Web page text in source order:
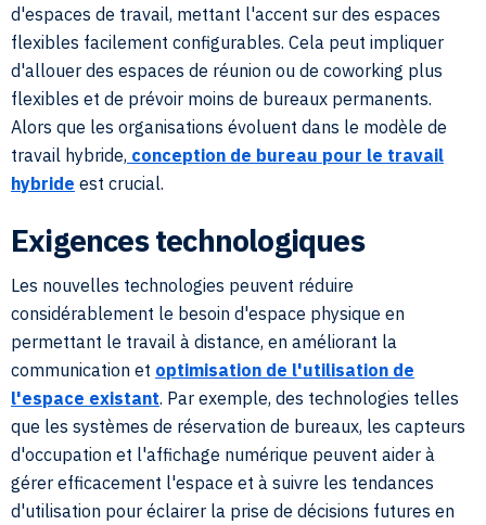
d'espaces de travail, mettant l'accent sur des espaces
flexibles facilement configurables. Cela peut impliquer
d'allouer des espaces de réunion ou de coworking plus
flexibles et de prévoir moins de bureaux permanents.
Alors que les organisations évoluent dans le modèle de
travail hybride, conception de bureau pour le travail
hybride est crucial.
Exigences technologiques
Les nouvelles technologies peuvent réduire
considérablement le besoin d'espace physique en
permettant le travail à distance, en améliorant la
communication et optimisation de l'utilisation de
l'espace existant. Par exemple, des technologies telles
que les systèmes de réservation de bureaux, les capteurs
d'occupation et l'affichage numérique peuvent aider à
gérer efficacement l'espace et à suivre les tendances
d'utilisation pour éclairer la prise de décisions futures en